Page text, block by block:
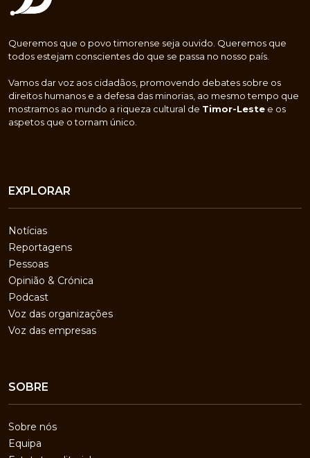
Queremos que o povo timorense seja ouvido. Queremos que
todos estejam conscientes do que se passa no nosso país.
Vamos dar voz aos cidadãos, promovendo debates sobre os
direitos humanos e a defesa das minorias, ao mesmo tempo que
mostramos ao mundo a riqueza cultural de Timor-Leste e os
aspetos que o tornam único.
EXPLORAR
Notícias
Reportagens
Pessoas
Opinião & Crónica
Podcast
Voz das organizações
Voz das empresas
SOBRE
Sobre nós
Equipa